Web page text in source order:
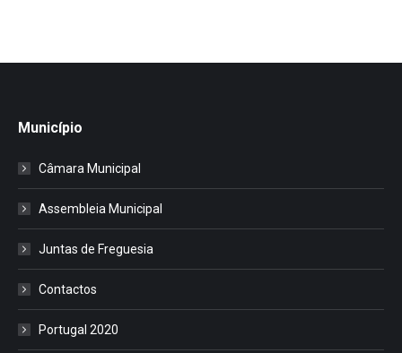
Município
Câmara Municipal
Assembleia Municipal
Juntas de Freguesia
Contactos
Portugal 2020